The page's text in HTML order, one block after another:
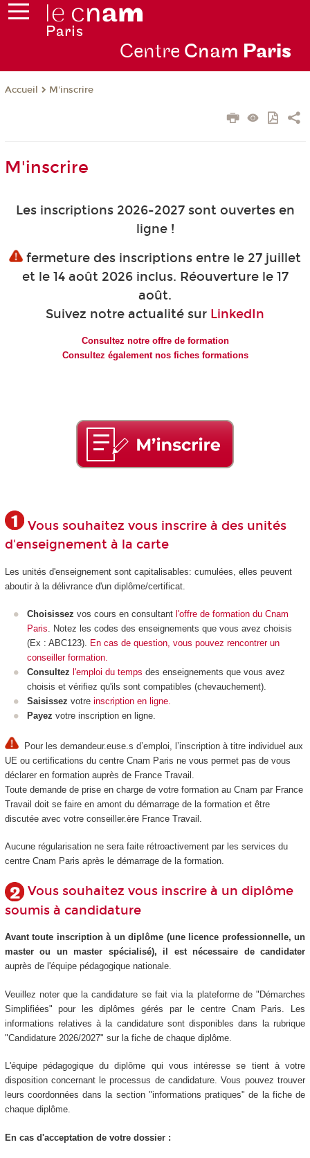
Centre Cnam Paris
Accueil M'inscrire
M'inscrire
Les inscriptions 2026-2027 sont ouvertes en
ligne !
fermeture des inscriptions entre le 27 juillet
et le 14 août 2026 inclus. Réouverture le 17
août.
Suivez notre actualité sur LinkedIn
Consultez notre offre de formation
Consultez également nos fiches formations
Vous souhaitez vous inscrire à des unités
d'enseignement à la carte
Les unités d'enseignementsont capitalisables: cumulées, elles peuvent
aboutir à la délivrance d'un diplôme/certificat.
Choisissez vos cours en consultant l'offre de formation du Cnam
Paris. Notez les codes des enseignements que vous avez choisis
(Ex : ABC123). En cas de question, vous pouvez rencontrer un
conseiller formation.
Consultez l'emploi du temps des enseignements que vous avez
choisis et vérifiez qu'ils sont compatibles (chevauchement).
Saisissez votre inscription en ligne.
Payez votre inscription en ligne.
Pour les demandeur.euse.s d’emploi, l’inscription à titre individuel aux
UE ou certifications du centre Cnam Paris ne vous permet pas de vous
déclarer en formation auprès de France Travail.
Toute demande de prise en charge de votre formation au Cnam par France
Travail doit se faire en amont du démarrage de la formation et être
discutée avec votre conseiller.ère France Travail.
Aucune régularisation ne sera faite rétroactivement par les services du
centre Cnam Paris après le démarrage de la formation.
Vous souhaitez vous inscrire à un diplôme
soumis à candidature
Avant toute inscription à un diplôme (une licence professionnelle, un
master ou un master spécialisé), il est nécessaire de candidater
auprès de l'équipe pédagogique nationale.
Veuillez noter que la candidature se fait via la plateforme de "Démarches
Simplifiées" pour les diplômes gérés par le centre Cnam Paris. Les
informations relatives à la candidature sont disponibles dans la rubrique
"Candidature 2026/2027" sur la fiche de chaque diplôme.
L'équipe pédagogique du diplôme qui vous intéresse se tient à votre
disposition concernant le processus de candidature. Vous pouvez trouver
leurs coordonnées dans la section "informations pratiques" de la fiche de
chaque diplôme.
En cas d'acceptation de votre dossier :